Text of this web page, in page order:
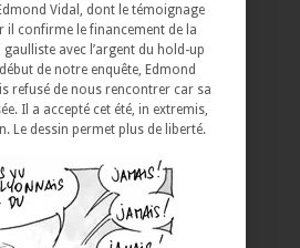
Vidal, dont le témoignage
il confirme le financement de la
avec l’argent du hold-up
de notre enquête, Edmond
refusé de nous rencontrer car sa
Il a accepté cet été, in extremis,
Le dessin permet plus de liberté.